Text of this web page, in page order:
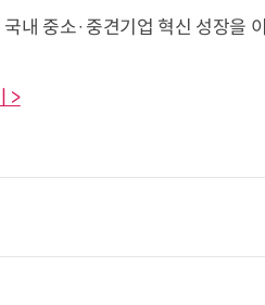
내 중소·중견기업 혁신 성장을
>